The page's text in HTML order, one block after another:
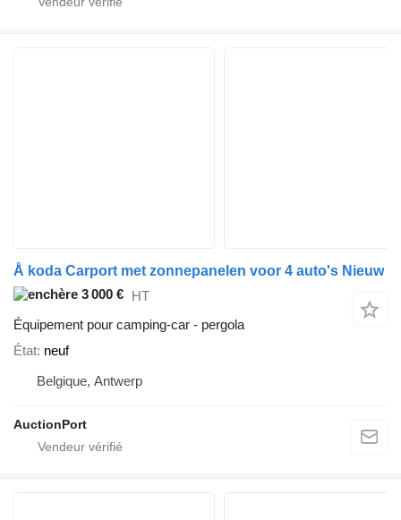
Å koda Carport met zonnepanelen voor 4 auto's Nieuw
3 000 € HT
Équipement pour camping-car - pergola
État neuf
Belgique, Antwerp
AuctionPort